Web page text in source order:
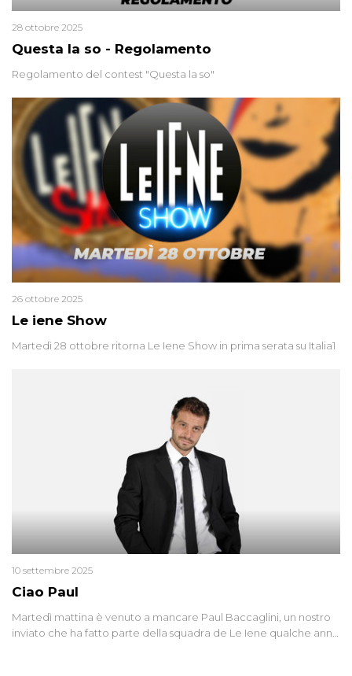
Questa la so - Regolamento
28 ottobre 2025
Regolamento del contest "Questa la so"
Le iene Show
26 ottobre 2025
Martedì 28 ottobre ritorna Le Iene Show in prima serata su Italia1
Ciao Paul
10 settembre 2025
Martedì mattina è venuto a mancare Paul Baccaglini, un nostro
inviato che ha fatto parte della squadra de Le Iene qualche anno